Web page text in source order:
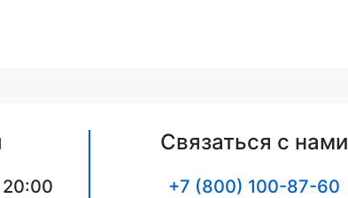
Связаться с нами
+7 (800) 100-87-60